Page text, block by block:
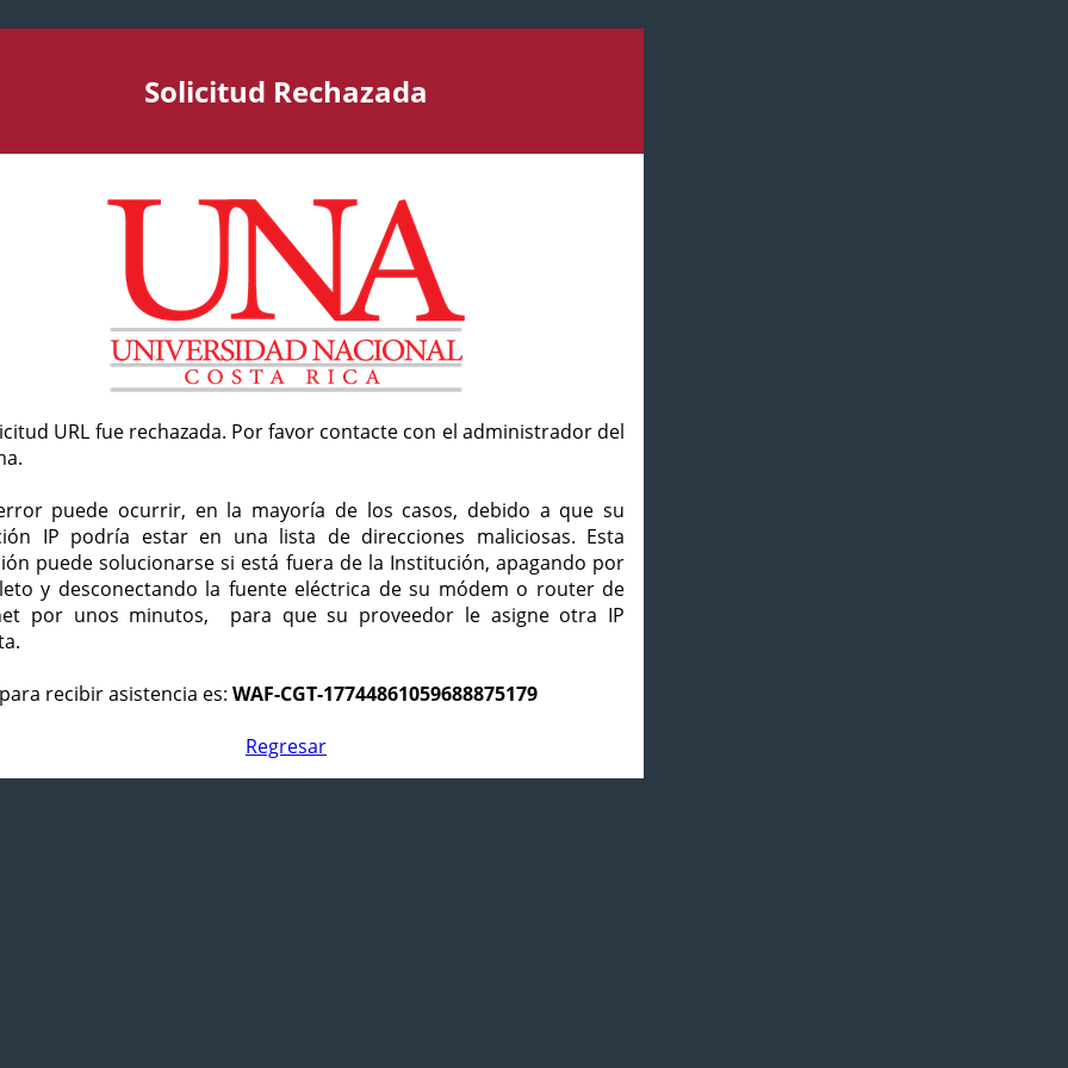
Solicitud Rechazada
URL fue rechazada. Por favor contacte con el administrador del
puede ocurrir, en la mayoría de los casos, debido a que su
IP podría estar en una lista de direcciones maliciosas. Esta
puede solucionarse si está fuera de la Institución, apagando por
y desconectando la fuente eléctrica de su módem o router de
por unos minutos, para que su proveedor le asigne otra IP
recibir asistencia es: WAF-CGT-17744861059688875179
Regresar